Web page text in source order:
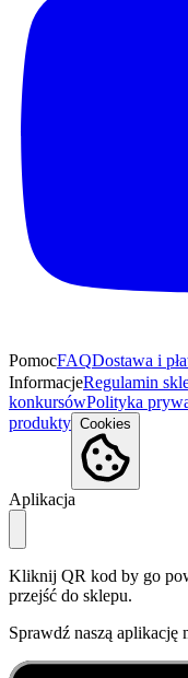
PomocFAQDostawa i
InformacjeRegulamin
konkursówPolityka
produkty Cookies
Aplikacja
Kliknij QR kod by go
przejść do sklepu.
Sprawdź naszą aplikację